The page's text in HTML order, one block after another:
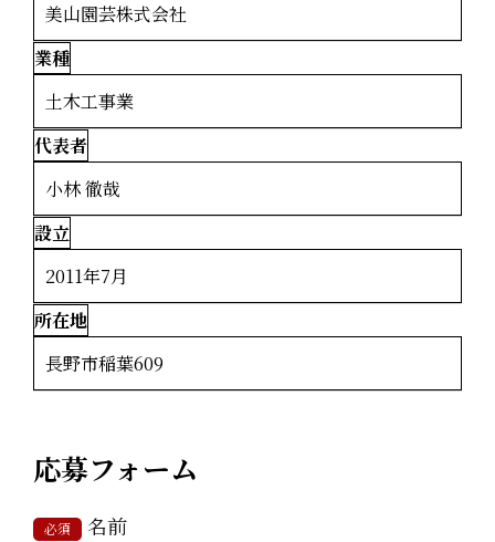
美山園芸株式会社
業種
土木工事業
代表者
小林 徹哉
設立
2011年7月
所在地
長野市稲葉609
応募フォーム
必須 名前